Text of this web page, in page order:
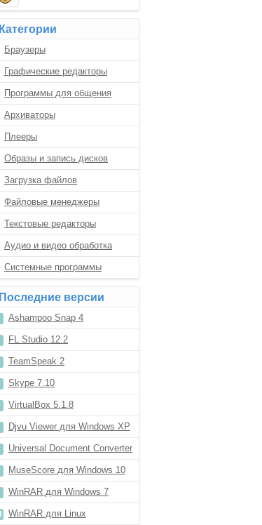
Категории
Браузеры
Графические редакторы
Программы для общения
Архиваторы
Плееры
Образы и запись дисков
Загрузка файлов
Файловые менеджеры
Текстовые редакторы
Аудио и видео обработка
Системные программы
Последние версии
Ashampoo Snap 4
FL Studio 12.2
TeamSpeak 2
Skype 7.10
VirtualBox 5.1.8
Djvu Viewer для Windows XP
Universal Document Converter
6.6
MuseScore для Windows 10
WinRAR для Windows 7
WinRAR для Linux